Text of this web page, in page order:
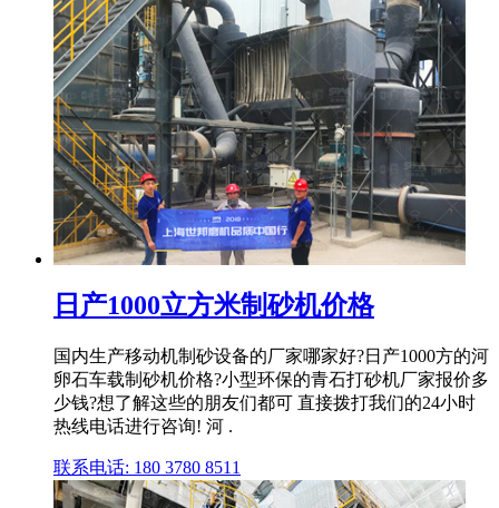
日产1000立方米制砂机价格
国内生产移动机制砂设备的厂家哪家好?日产1000方的河
卵石车载制砂机价格?小型环保的青石打砂机厂家报价多
少钱?想了解这些的朋友们都可 直接拨打我们的24小时
热线电话进行咨询! 河 .
联系电话: 180 3780 8511